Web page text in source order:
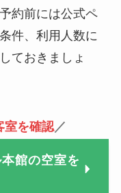
約前には公式ペ
件、利用人数に
ておきましょ
室を確認／
館の空室を